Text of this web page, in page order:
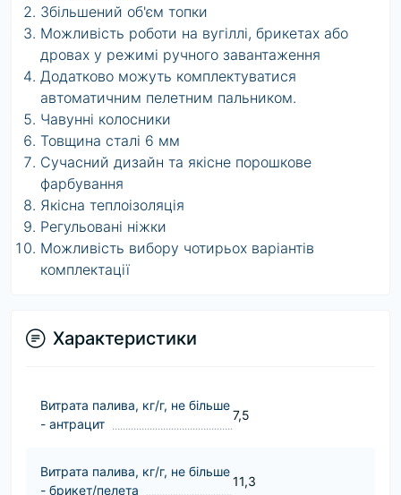
Збільшений об'єм топки
Можливість роботи на вугіллі, брикетах або
дровах у режимі ручного завантаження
Додатково можуть комплектуватися
автоматичним пелетним пальником.
Чавунні колосники
Товщина сталі 6 мм
Сучасний дизайн та якісне порошкове
фарбування
Якісна теплоізоляція
Регульовані ніжки
Можливість вибору чотирьох варіантів
комплектації
Характеристики
Витрата палива, кг/г, не більше
- антрацит
7,5
Витрата палива, кг/г, не більше
- брикет/пелета
11,3